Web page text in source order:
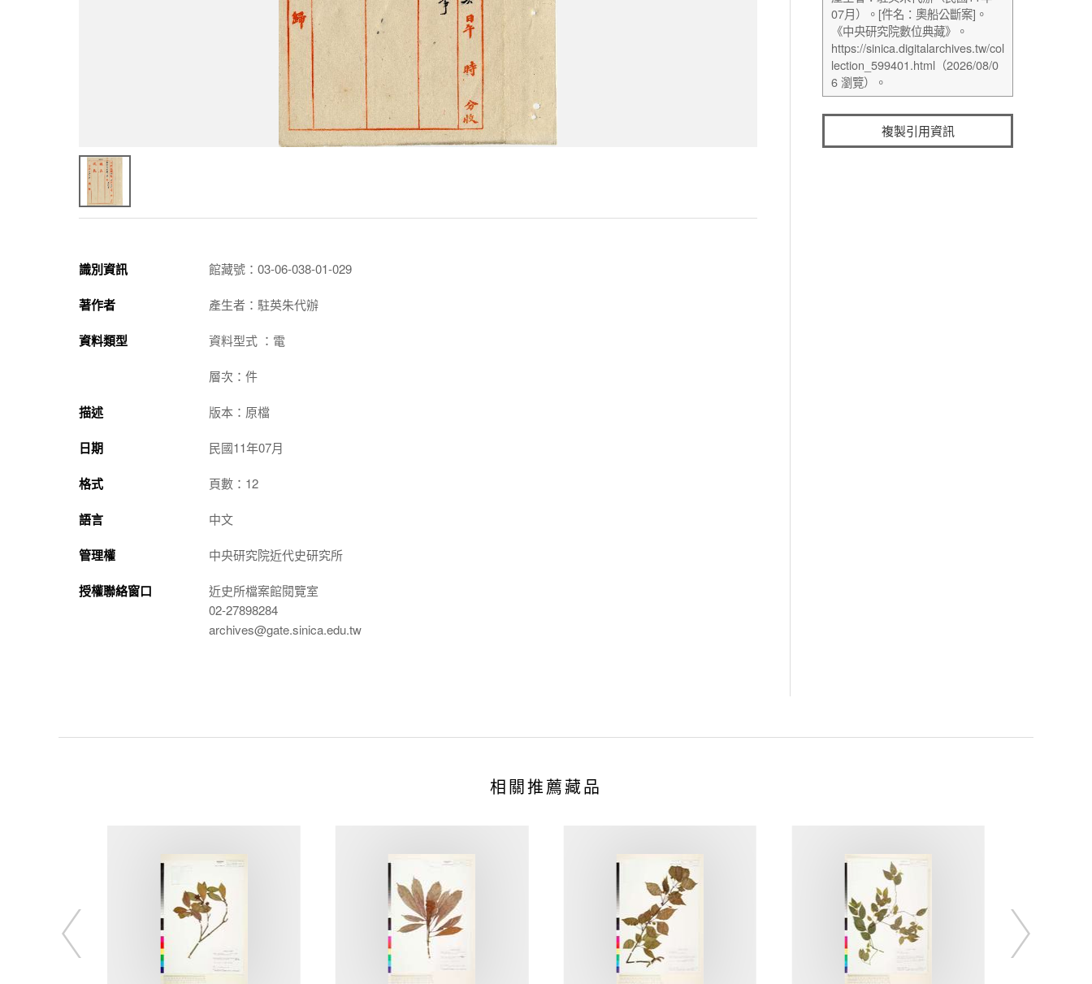
識別資訊 館藏號：03-06-038-01-029
著作者 產生者：駐英朱代辦
資料類型 資料型式 ：電
層次：件
描述 版本：原檔
日期 民國11年07月
格式 頁數：12
語言 中文
管理權 中央研究院近代史研究所
授權聯絡窗口
近史所檔案館閱覽室
02-27898284
archives@gate.sinica.edu.tw
複製引用資訊
相關推薦藏品